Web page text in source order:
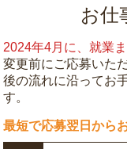
お仕
2024年4月に、就業
変更前にご応募いた
後の流れに沿ってお
す。
最短で応募翌日から